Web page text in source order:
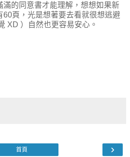
滿的同意書才能理解，想想如果新
60頁，光是想著要去看就很想逃避
XD ）自然也更容易安心。
›
首頁